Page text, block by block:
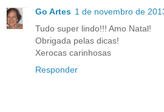
Go Artes 1 de novembro de
Tudo super lindo!!! Amo Natal!
Obrigada pelas dicas!
Xerocas carinhosas
Responder